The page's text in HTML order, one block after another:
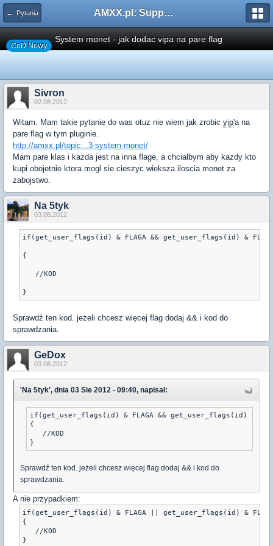
← Pytania AMXX.pl: Support AMX Mod X i SourceMod
CoD Nowy
System monet - jak dodac vipa na pare flag
Sivron
02.08.2012
Witam. Mam takie pytanie do was otuz nie wiem jak zrobic vip'a na
pare flag w tym pluginie.
http://amxx.pl/topic...3-system-monet/
Mam pare klas i kazda jest na inna flage, a chcialbym aby kazdy kto
kupi obojetnie ktora mogl sie cieszyc wieksza iloscia monet za
zabojstwo.
Na 5tyk
03.08.2012
if(get_user_flags(id) & FLAGA && get_user_flags(id) &
{
   //KOD
Sprawdź ten kod. jeżeli chcesz więcej flag dodaj && i kod do
sprawdzania.
GeDox
03.08.2012
'Na 5tyk', dnia 03 Sie 2012 - 09:40, napisał:
if(get_user_flags(id) & FLAGA && get_user_flags(id) &
{
   //KOD
Sprawdź ten kod. jeżeli chcesz więcej flag dodaj && i kod do
sprawdzania.
A nie przypadkiem:
if(get_user_flags(id) & FLAGA || get_user_flags(id) &
{
   //KOD